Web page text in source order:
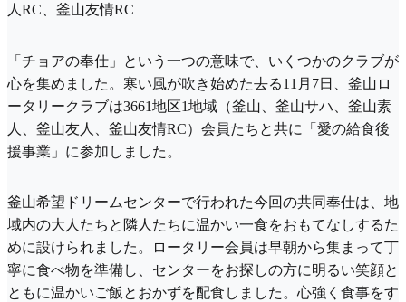
人RC、釜山友情RC
「チョアの奉仕」という一つの意味で、いくつかのクラブが
心を集めました。寒い風が吹き始めた去る11月7日、釜山ロ
ータリークラブは3661地区1地域（釜山、釜山サハ、釜山素
人、釜山友人、釜山友情RC）会員たちと共に「愛の給食後
援事業」に参加しました。
釜山希望ドリームセンターで行われた今回の共同奉仕は、地
域内の大人たちと隣人たちに温かい一食をおもてなしするた
めに設けられました。ロータリー会員は早朝から集まって丁
寧に食べ物を準備し、センターをお探しの方に明るい笑顔と
ともに温かいご飯とおかずを配食しました。心強く食事をす